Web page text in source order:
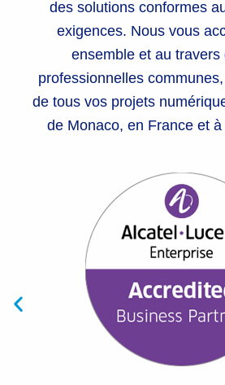
des solutions conformes
exigences. Nous vous
ensemble et au travers
professionnelles
de tous vos projets
de Monaco, en France et à